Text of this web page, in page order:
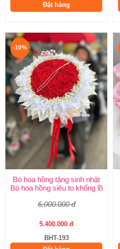
Đặt hàng
-10%
Bó hoa hồng tặng sinh nhật
Bó hoa hồng siêu to khổng lồ
6.000.000 đ
5.400.000 đ
BHT-193